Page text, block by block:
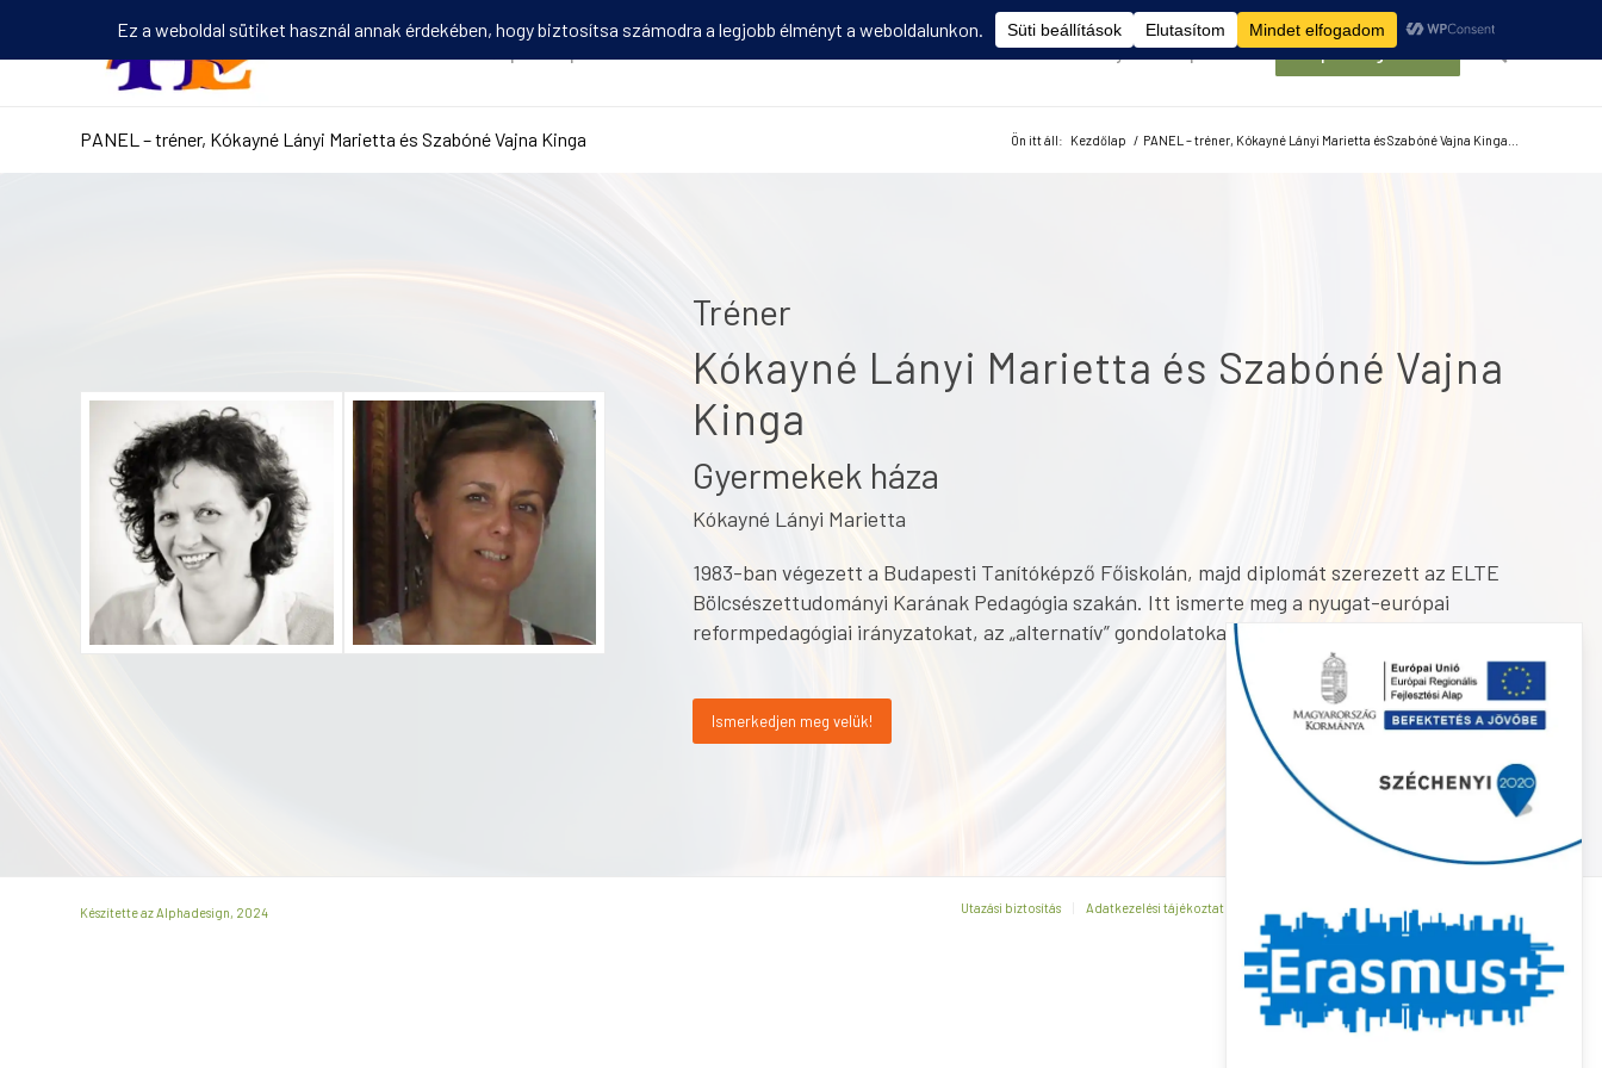
Disszemináció Vélemények Kapcsolat Belépés/Regisztráció
PANEL – tréner, Kókayné Lányi Marietta és Szabóné Vajna Kinga Ön itt áll: Kezdőlap / PANEL – tréner, Kókayné Lányi Marietta és Szabóné Vajna Kinga...
Tréner
Kókayné Lányi Marietta és Szabóné Vajna
Kinga
Gyermekek háza
Kókayné Lányi Marietta
1983-ban végezett a Budapesti Tanítóképző Főiskolán, majd diplomát szerezett az ELTE
Bölcsészettudományi Karának Pedagógia szakán. Itt ismerte meg a nyugat-európai
reformpedagógiai irányzatokat, az „alternatív” gondolatokat.
Ismerkedjen meg velük!
Készítette az Alphadesign, 2024 Utazási biztosítás Adatkezelési tájékoztató Általános Szerződési Feltételek